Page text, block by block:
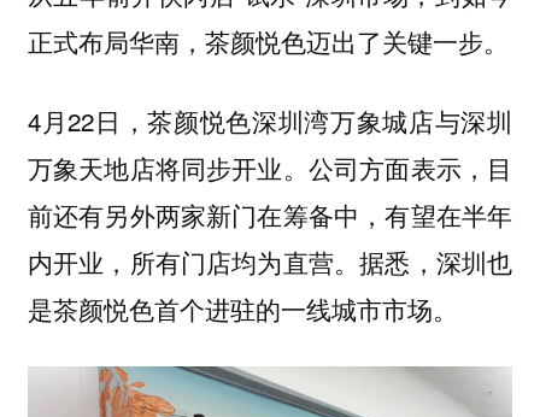
正式布局华南，茶颜悦色迈出了关键一步。
4月22日，茶颜悦色深圳湾万象城店与深圳
万象天地店将同步开业。公司方面表示，目
前还有另外两家新门在筹备中，有望在半年
内开业，所有门店均为直营。据悉， 深圳也
是茶颜悦色首个进驻的一线城市市场。